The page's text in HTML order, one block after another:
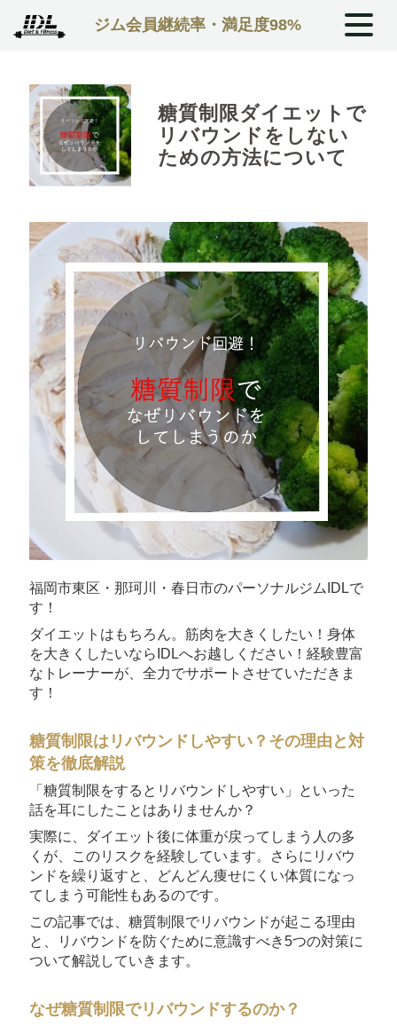
ジム会員継続率・満足度98%
糖質制限ダイエットで
リバウンドをしない
ための方法について
福岡市東区・那珂川・春日市のパーソナルジムIDLで
す！
ダイエットはもちろん。筋肉を大きくしたい！身体
を大きくしたいならIDLへお越しください！経験豊富
なトレーナーが、全力でサポートさせていただきま
す！
糖質制限はリバウンドしやすい？その理由と対
策を徹底解説
「糖質制限をするとリバウンドしやすい」といった
話を耳にしたことはありませんか？
実際に、ダイエット後に体重が戻ってしまう人の多
くが、このリスクを経験しています。さらにリバウ
ンドを繰り返すと、どんどん痩せにくい体質になっ
てしまう可能性もあるのです。
この記事では、糖質制限でリバウンドが起こる理由
と、リバウンドを防ぐために意識すべき5つの対策に
ついて解説していきます。
なぜ糖質制限でリバウンドするのか？